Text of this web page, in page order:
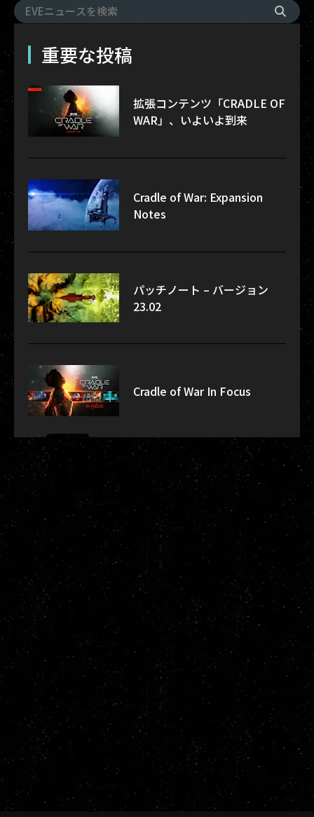
重要な投稿
拡張コンテンツ「CRADLE OF
WAR」、いよいよ到来
Cradle of War: Expansion
Notes
パッチノート – バージョン
23.02
Cradle of War In Focus